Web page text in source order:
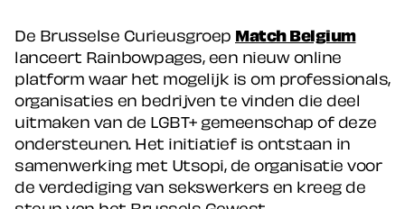
De Brusselse Curieusgroep Match Belgium
lanceert Rainbowpages, een nieuw online
platform waar het mogelijk is om professionals,
organisaties en bedrijven te vinden die deel
uitmaken van de LGBT+ gemeenschap of deze
ondersteunen. Het initiatief is ontstaan in
samenwerking met Utsopi, de organisatie voor
de verdediging van sekswerkers en kreeg de